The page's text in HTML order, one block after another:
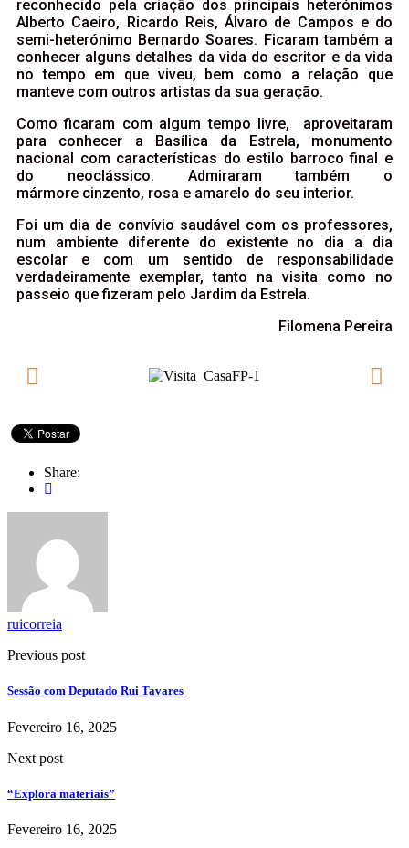
reconhecido pela criação dos principais heterónimos
Alberto Caeiro, Ricardo Reis, Álvaro de Campos e do
semi-heterónimo Bernardo Soares. Ficaram também a
conhecer alguns detalhes da vida do escritor e da vida
no tempo em que viveu, bem como a relação que
manteve com outros artistas da sua geração.
Como ficaram com algum tempo livre, aproveitaram
para conhecer a Basílica da Estrela, monumento
nacional com características do estilo barroco final e
do neoclássico. Admiraram também o
mármore cinzento, rosa e amarelo do seu interior.
Foi um dia de convívio saudável com os professores,
num ambiente diferente do existente no dia a dia
escolar e com um sentido de responsabilidade
verdadeiramente exemplar, tanto na visita como no
passeio que fizeram pelo Jardim da Estrela.
Filomena Pereira
Share:
ruicorreia
Previous post
Sessão com Deputado Rui Tavares
Fevereiro 16, 2025
Next post
“Explora materiais”
Fevereiro 16, 2025